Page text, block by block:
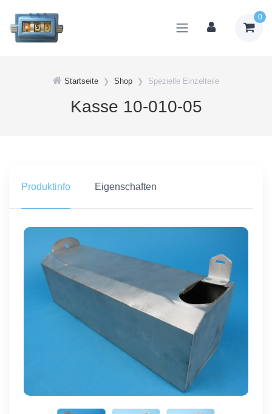
0
Startseite Shop Spezielle Einzelteile
Kasse 10-010-05
Produktinfo Eigenschaften